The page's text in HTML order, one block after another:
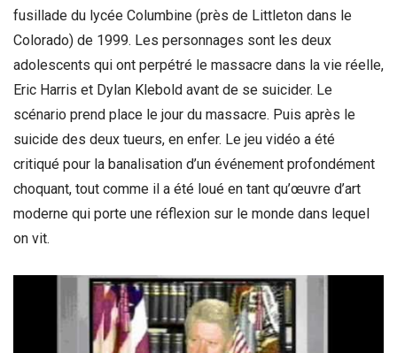
fusillade du lycée Columbine (près de Littleton dans le
Colorado) de 1999. Les personnages sont les deux
adolescents qui ont perpétré le massacre dans la vie réelle,
Eric Harris et Dylan Klebold avant de se suicider. Le
scénario prend place le jour du massacre. Puis après le
suicide des deux tueurs, en enfer. Le jeu vidéo a été
critiqué pour la banalisation d’un événement profondément
choquant, tout comme il a été loué en tant qu’œuvre d’art
moderne qui porte une réflexion sur le monde dans lequel
on vit.